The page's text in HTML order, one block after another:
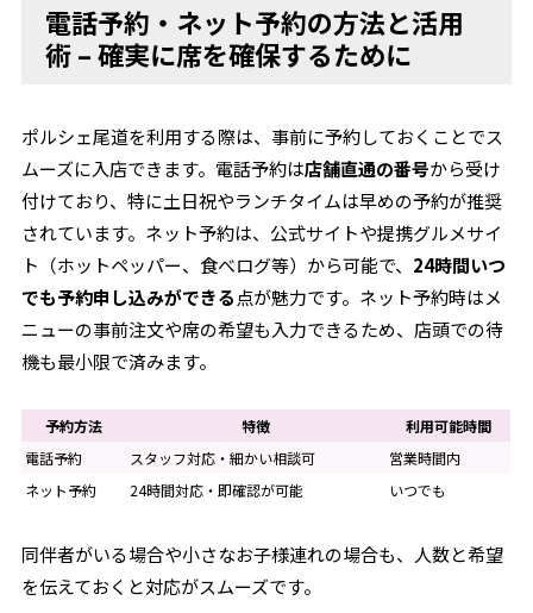
電話予約・ネット予約の方法と活用
術 – 確実に席を確保するために
ポルシェ尾道を利用する際は、事前に予約しておくことでス
ムーズに入店できます。電話予約は店舗直通の番号から受け
付けており、特に土日祝やランチタイムは早めの予約が推奨
されています。ネット予約は、公式サイトや提携グルメサイ
ト（ホットペッパー、食べログ等）から可能で、 24時間いつ
でも予約申し込みができる点が魅力です。ネット予約時はメ
ニューの事前注文や席の希望も入力できるため、店頭での待
機も最小限で済みます。
予約方法 特徴
利用可能時間
電話予約
スタッフ対応・細かい相談可
営業時間内
ネット予約
24時間対応・即確認が可能 いつでも
同伴者がいる場合や小さなお子様連れの場合も、人数と希望
を伝えておくと対応がスムーズです。